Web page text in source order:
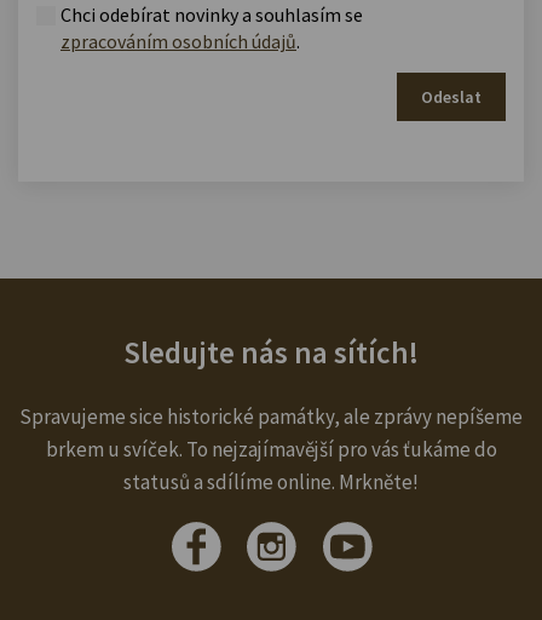
Chci odebírat novinky a souhlasím se
zpracováním osobních údajů.
Odeslat
Sledujte nás na sítích!
Spravujeme sice historické památky, ale zprávy nepíšeme
brkem u svíček. To nejzajímavější pro vás ťukáme do
statusů a sdílíme online. Mrkněte!